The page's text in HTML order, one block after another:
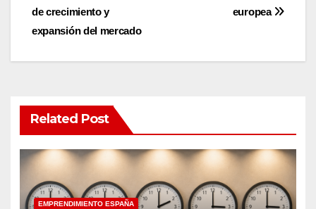
europea
de crecimiento y
expansión del mercado
Related Post
EMPRENDIMIENTO ESPAÑA